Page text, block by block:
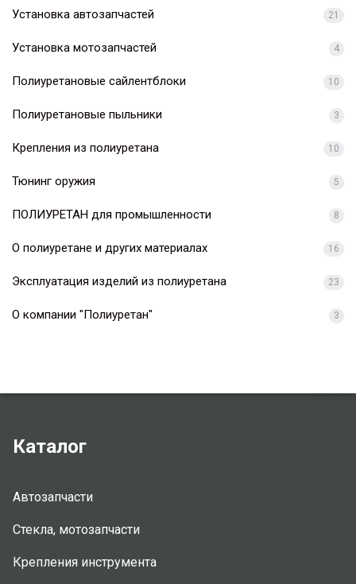
Установка автозапчастей 21
Установка мотозапчастей 4
Полиуретановые сайлентблоки 10
Полиуретановые пыльники 3
Крепления из полиуретана 10
Тюнинг оружия 5
ПОЛИУРЕТАН для промышленности 8
О полиуретане и других материалах 16
Эксплуатация изделий из полиуретана 23
О компании "Полиуретан" 3
Каталог
Автозапчасти
Стекла, мотозапчасти
Крепления инструмента